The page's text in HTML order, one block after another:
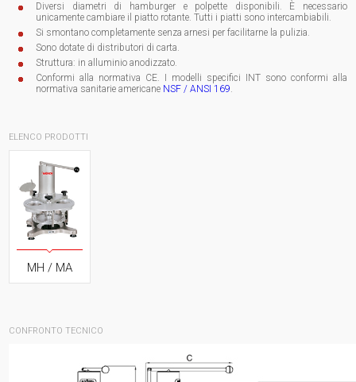
Diversi diametri di hamburger e polpette disponibili. È necessario
unicamente cambiare il piatto rotante. Tutti i piatti sono intercambiabili.
Si smontano completamente senza arnesi per facilitarne la pulizia.
Sono dotate di distributori di carta.
Struttura: in alluminio anodizzato.
Conformi alla normativa CE. I modelli specifici INT sono conformi alla
normativa sanitarie americane NSF / ANSI 169.
ELENCO PRODOTTI
MH / MA
CONFRONTO TECNICO